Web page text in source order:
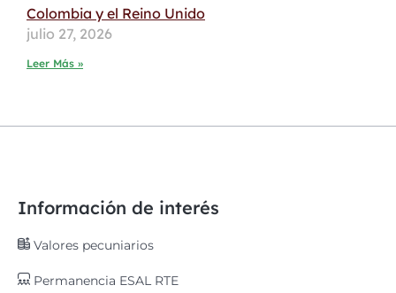
Colombia y el Reino Unido
julio 27, 2026
Leer Más »
Información de interés
Valores pecuniarios
Permanencia ESAL RTE